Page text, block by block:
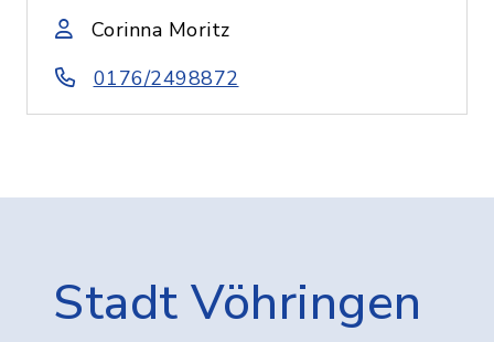
Corinna Moritz
0176/2498872
Stadt Vöhringen